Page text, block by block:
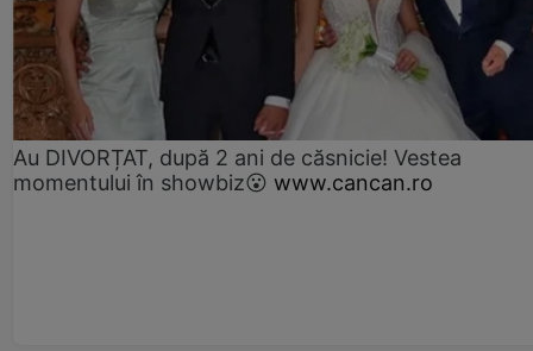
Au DIVORȚAT, după 2 ani de căsnicie! Vestea
momentului în showbiz😮 www.cancan.ro